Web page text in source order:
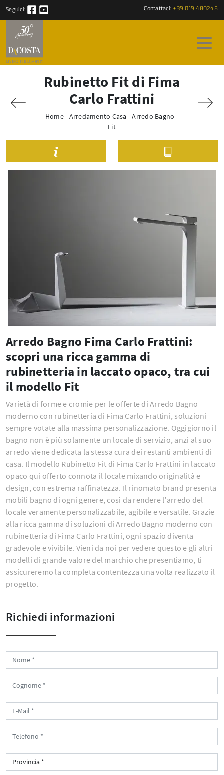
Seguici: Contattaci: +39 019 480248
Rubinetto Fit di Fima
Carlo Frattini
Home- Arredamento Casa -Arredo Bagno -
Fit
Arredo Bagno Fima Carlo Frattini:
scopri una ricca gamma di
rubinetteria in laccato opaco, tra cui
il modello Fit
Varietà di forme e cromie per le offerte di Arredo Bagno
moderno con rubinetteria di Fima Carlo Frattini, soluzioni
sempre votate alla massima personalizzazione. Oggigiorno il
bagno non è più solamente un locale di servizio, anzi al suo
arredo viene dedicata la stessa cura dei restanti ambienti di
casa. Il modello Rubinetto Fit di Fima Carlo Frattini in laccato
opaco qui offerto connota il locale mixando originalità e
design, con estrema raffinatezza. Il rinomato brand presenta
mobili bagno di ogni genere, così da rendere l’arredo del
locale veramente personalizzabile, agibile e versatile. Grazie
alla ricca gamma di soluzioni di Arredo Bagno moderno con
rubinetteria di Fima Carlo Frattini, ogni spazio diventa
gradevole e vivibile. Vieni da noi per vedere questo e gli altri
modelli di grande valore del marchio che presentiamo, ti
assicureremo la completa contentezza una volta realizzato il
progetto.
Richiedi informazioni